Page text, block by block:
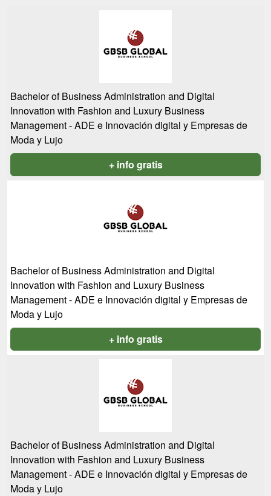
Bachelor of Business Administration and Digital
Innovation with Fashion and Luxury Business
Management - ADE e Innovación digital y Empresas de
Moda y Lujo
+ info gratis
Bachelor of Business Administration and Digital
Innovation with Fashion and Luxury Business
Management - ADE e Innovación digital y Empresas de
Moda y Lujo
+ info gratis
Bachelor of Business Administration and Digital
Innovation with Fashion and Luxury Business
Management - ADE e Innovación digital y Empresas de
Moda y Lujo